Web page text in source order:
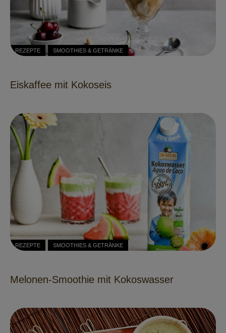
REZEPTE SMOOTHIES & GETRÄNKE
Eiskaffee mit Kokoseis
REZEPTE SMOOTHIES & GETRÄNKE
Melonen-Smoothie mit Kokoswasser